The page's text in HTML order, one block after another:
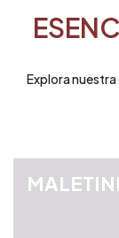
Explora